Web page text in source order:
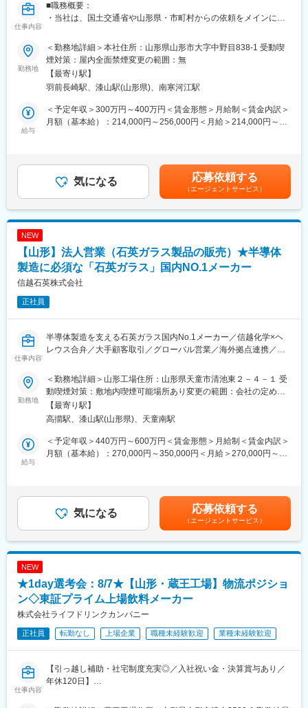
■働き方／魅力ポイント
分野で世界トップクラスシェア。
・年間休日127日／完全週休2日制／福利厚生充実
・山形屈指の働きやすさが整っております。
・残業時間15時間／月程度
変更の範囲：会社の定める業務
仕事内容
■職務概要：
・当社は、国土交通省や山形県・市町村からの依頼をメインに、
総合建設会社です。
・山形本社の営業担当者として以下の業務をお任せいたします。
＜公共工事の場合＞
・地方公共団体からの工事情報の把握
・申請書類の作成・提出
・入札業務 等
＜民間工事の場合＞
■ご入社後のイメージ
・本社の営業部門は40代部長1名、30代担当者1名の計2名です。
異業種・異職種から中途で入られた方も活躍しています。
・達成率に応じて半期ごとのボーナスに反映いたしますので、モ
チベーションを保ちながらご勤務いただけます。
勤務地
＜勤務地詳細＞本社住所：山形県山形市大字中野目838-1 受動喫
煙対策：屋内全面禁煙変更の範囲：無
【最寄り駅】
羽前長崎駅、漆山駅(山形県)、南寒河江駅
給与
＜予定年収＞300万円～400万円＜賃金形態＞月給制＜賃金内訳＞
月額（基本給）：214,000円～256,000円＜月給＞214,000円～
下する可能性があります。月給(月額)は固定手当を含めた表記で
す。
気になる 応募依頼する
（エージェントサービス）
NEW
【山形】法人営業（石英ガラス製品の販売）★半導体
製造に必須な「石英ガラス」国内NO.1メーカー
信越石英株式会社
正社員
仕事内容
半導体製造を支える石英ガラス国内No.1メーカー／信越化学×ヘ
レウス合弁／大手顧客取引／グローバル営業／海外拠点連携／高
■業務概要
半導体製造に必須な「石英ガラス」の国内No.1メーカーにして、
独大手グローバル企業「ヘレウス社」と、国内NO.1化学メーカー
「信越化学工業」の合弁会社である当社。此度は業績拡大に伴
い、半導体製造に欠かせない当社製品「石英ガラス」の営業職を
増員募集致します。
ます。
【取引先】
国内外の半導体ウエハメーカー
■年間休日122日
■日勤のみ
勤務地
＜勤務地詳細＞山形工場住所：山形県天童市清池東２－４－１ 受
動喫煙対策：敷地内喫煙可能場所あり変更の範囲：会社の定める
事業所
【最寄り駅】
高擶駅、漆山駅(山形県)、天童南駅
給与
＜予定年収＞440万円～600万円＜賃金形態＞月給制＜賃金内訳＞
月額（基本給）：270,000円～350,000円＜月給＞270,000円～
はあくまでも目安の金額であり、選考を通じて上下する可能性が
あります。月給(月額)は固定手当を含めた表記です。
気になる 応募依頼する
（エージェントサービス）
NEW
★1day選考会：8/7★【山形・蔵王工場】物流ポジショ
ン◇東証プライム上場飲料メーカー
株式会社ライフドリンクカンパニー
正社員 転勤なし 上場企業 職種未経験歓迎 業種未経験歓迎
仕事内容
【引っ越し補助・社宅制度充実◎／入社祝い金・決算賞与あり／
年休120日】
料などを製造販売する当社の蔵王工場にて、１Day選考会ーを実